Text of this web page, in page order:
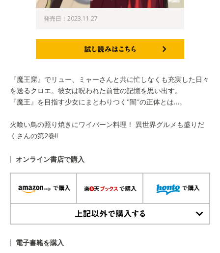
発売日：2023.11.27
『魔王窟』でリュー、ミャーさんと共に忙しなくも充実した日々
を送るクロエ。彼女は呪われた前世の記憶を思い出す。
『魔王』を目指す少女にまとわりつく"闇″の正体とは…。
火喰い鳥の照り焼きにワイバーン料理！ 異世界グルメも盛りだ
くさんの第2巻‼
オンライン書店で購入
電子書籍を購入